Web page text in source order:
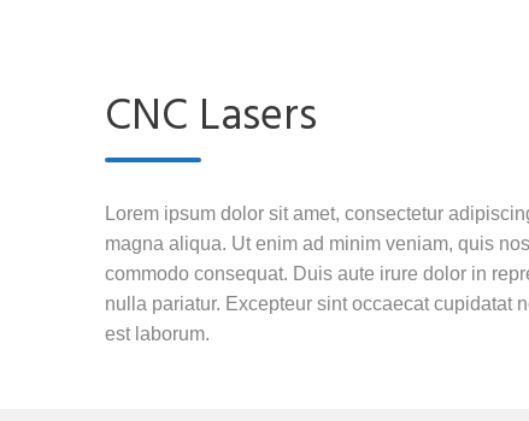
CNC Lasers
Lorem ipsum dolor sit amet, consectetur
magna aliqua. Ut enim ad minim veniam, quis
commodo consequat. Duis aute irure dolor in
nulla pariatur. Excepteur sint occaecat cupidatat
est laborum.